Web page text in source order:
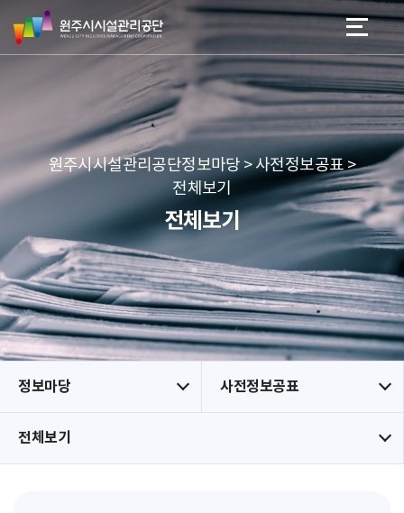
네
본문 바로가기
메뉴 바로가기
원
주
시
리
공
단
원주시시설관리공단정보마당 > 사전정보공표 >
전체보기
전체보기
정보마당 사전정보공표
전체보기